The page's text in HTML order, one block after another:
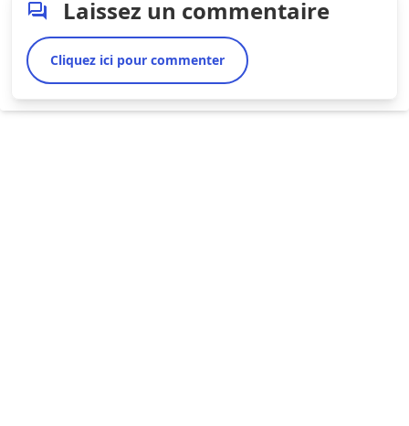
Laissez un commentaire
Cliquez ici pour commenter